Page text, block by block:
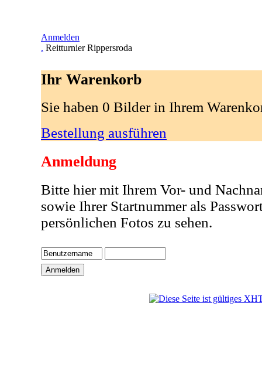
Anmelden
. Reitturnier Rippersroda
Ihr Warenkorb
Sie haben 0 Bilder in Ihrem
Bestellung ausführen
Anmeldung
Bitte hier mit Ihrem Vor- und
sowie Ihrer Startnummer als
persönlichen Fotos zu sehen.